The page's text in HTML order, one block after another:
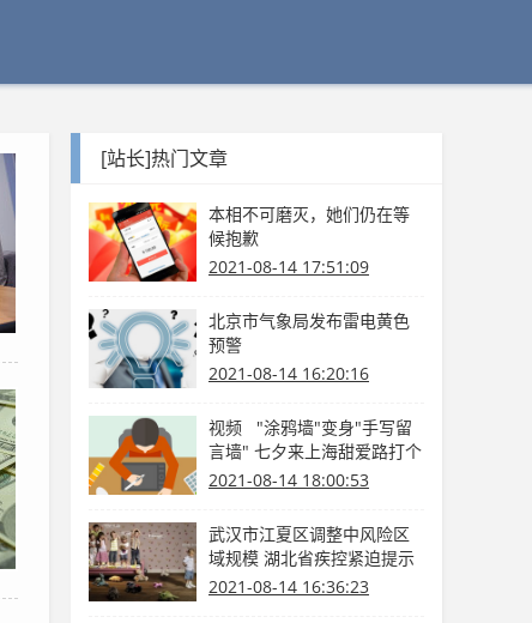
[站长]热门文章
本相不可磨灭，她们仍在等
候抱歉
2021-08-14 17:51:09
北京市气象局发布雷电黄色
预警
2021-08-14 16:20:16
视频 "涂鸦墙"变身"手写留
言墙" 七夕来上海甜爱路打个
卡吧
2021-08-14 18:00:53
武汉市江夏区调整中风险区
域规模 湖北省疾控紧迫提示
2021-08-14 16:36:23